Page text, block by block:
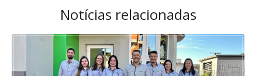
Notícias relacionadas